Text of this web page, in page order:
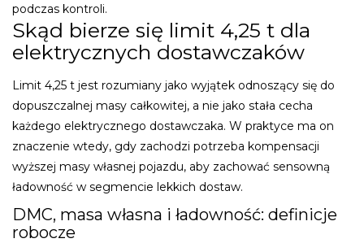
podczas kontroli.
Skąd bierze się limit 4,25 t dla
elektrycznych dostawczaków
Limit 4,25 t jest rozumiany jako wyjątek odnoszący się do
dopuszczalnej masy całkowitej, a nie jako stała cecha
każdego elektrycznego dostawczaka. W praktyce ma on
znaczenie wtedy, gdy zachodzi potrzeba kompensacji
wyższej masy własnej pojazdu, aby zachować sensowną
ładowność w segmencie lekkich dostaw.
DMC, masa własna i ładowność: definicje
robocze